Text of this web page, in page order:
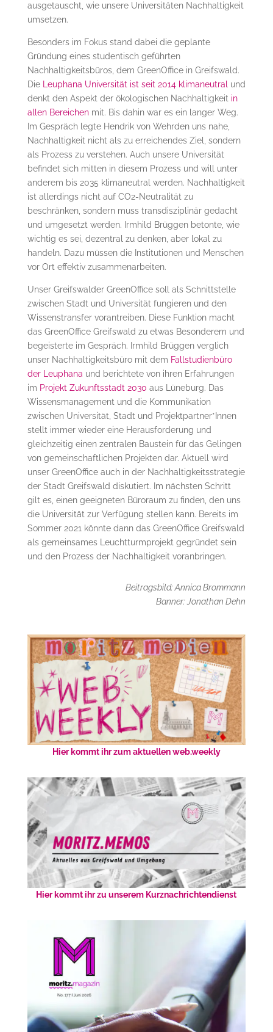
ausgetauscht, wie unsere Universitäten Nachhaltigkeit
umsetzen.
Besonders im Fokus stand dabei die geplante
Gründung eines studentisch geführten
Nachhaltigkeitsbüros, dem GreenOffice in Greifswald.
Die
Leuphana Universität ist seit 2014 klimaneutral
und
denkt den Aspekt der ökologischen Nachhaltigkeit in
allen Bereichenmit. Bis dahin war es ein langer Weg.
Im Gespräch legte Hendrik von Wehrden uns nahe,
Nachhaltigkeit nicht als zu erreichendes Ziel, sondern
als Prozess zu verstehen. Auch unsere Universität
befindet sich mitten in diesem Prozess und will unter
anderem bis 2035 klimaneutral werden. Nachhaltigkeit
ist allerdings nicht auf CO2-Neutralität zu
beschränken, sondern muss transdisziplinär gedacht
und umgesetzt werden. Irmhild Brüggen betonte, wie
wichtig es sei, dezentral zu denken, aber lokal zu
handeln. Dazu müssen die Institutionen und Menschen
vor Ort effektiv zusammenarbeiten.
Unser Greifswalder GreenOffice soll als Schnittstelle
zwischen Stadt und Universität fungieren und den
Wissenstransfer vorantreiben. Diese Funktion macht
das GreenOffice Greifswald zu etwas Besonderem und
begeisterte im Gespräch. Irmhild Brüggen verglich
unser Nachhaltigkeitsbüro mit dem Fallstudienbüro
der Leuphana und berichtete von ihren Erfahrungen
im Projekt Zukunftsstadt 2030 aus Lüneburg. Das
Wissensmanagement und die Kommunikation
zwischen Universität, Stadt und Projektpartner*Innen
stellt immer wieder eine Herausforderung und
gleichzeitig einen zentralen Baustein für das Gelingen
von gemeinschaftlichen Projekten dar. Aktuell wird
unser GreenOffice auch in der Nachhaltigkeitsstrategie
der Stadt Greifswald diskutiert. Im nächsten Schritt
gilt es, einen geeigneten Büroraum zu finden, den uns
die Universität zur Verfügung stellen kann. Bereits im
Sommer 2021 könnte dann das GreenOffice Greifswald
als gemeinsames Leuchtturmprojekt gegründet sein
und den Prozess der Nachhaltigkeit voranbringen.
Beitragsbild: Annica Brommann
Banner: Jonathan Dehn
Hier kommt ihr zum aktuellen web.weekly
Hier kommt ihr zu unserem Kurznachrichtendienst